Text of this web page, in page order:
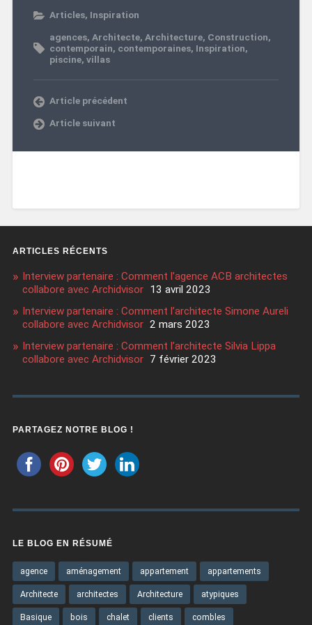
Articles, Inspiration
agences, Architecte, Architecture, Construction,
contemporain, contemporaines, Inspiration,
piscine, villas
Article précédent
Article suivant
ARTICLES RÉCENTS
Interview partenaire : Comment l’agence ACB architectes
collabore avec Archidvisor 13 avril 2023
Interview partenaire : Comment l’architecte Simone Aureli
collabore avec Archidvisor 2 mars 2023
Interview partenaire : Comment l’architecte Silvia Lippa
collabore avec Archidvisor 7 février 2023
PARTAGEZ NOTRE BLOG !
LE BLOG EN RÉSUMÉ
agence aménagement appartement appartements
Architecte architectes Architecture atypiques
Basique bois chalet clients combles